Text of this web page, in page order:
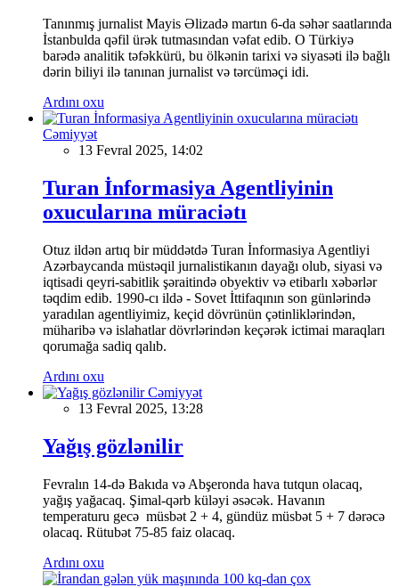
Tanınmış jurnalist Mayis Əlizadə martın 6-da səhər saatlarında
İstanbulda qəfil ürək tutmasından vəfat edib. O Türkiyə
barədə analitik təfəkkürü, bu ölkənin tarixi və siyasəti ilə bağlı
dərin biliyi ilə tanınan jurnalist və tərcüməçi idi.
Ardını oxu
Cəmiyyət
13 Fevral 2025, 14:02
Turan İnformasiya Agentliyinin
oxucularına müraciətı
Otuz ildən artıq bir müddətdə Turan İnformasiya Agentliyi
Azərbaycanda müstəqil jurnalistikanın dayağı olub, siyasi və
iqtisadi qeyri-sabitlik şəraitində obyektiv və etibarlı xəbərlər
təqdim edib. 1990-cı ildə - Sovet İttifaqının son günlərində
yaradılan agentliyimiz, keçid dövrünün çətinliklərindən,
müharibə və islahatlar dövrlərindən keçərək ictimai maraqları
qorumağa sadiq qalıb.
Ardını oxu
Cəmiyyət
13 Fevral 2025, 13:28
Yağış gözlənilir
Fevralın 14-də Bakıda və Abşeronda hava tutqun olacaq,
yağış yağacaq. Şimal-qərb küləyi əsəcək. Havanın
temperaturu gecə müsbət 2 + 4, gündüz müsbət 5 + 7 dərəcə
olacaq. Rütubət 75-85 faiz olacaq.
Ardını oxu